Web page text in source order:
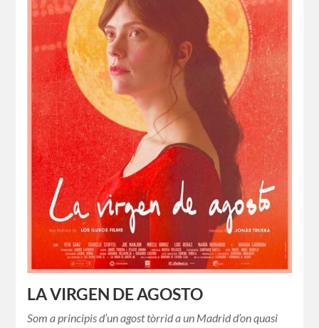
LA VIRGEN DE AGOSTO
Som a principis d’un agost tòrrid a un Madrid d’on quasi